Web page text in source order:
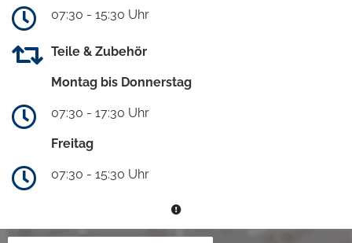
07:30 - 15:30 Uhr
Teile & Zubehör
Montag bis Donnerstag
07:30 - 17:30 Uhr
Freitag
07:30 - 15:30 Uhr